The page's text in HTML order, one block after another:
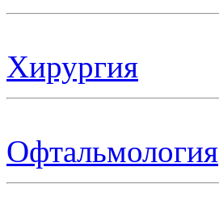
Хирургия
Офтальмология